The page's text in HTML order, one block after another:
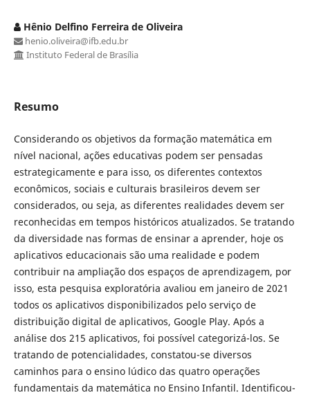
Hênio Delfino Ferreira de Oliveira
henio.oliveira@ifb.edu.br
Instituto Federal de Brasília
Resumo
Considerando os objetivos da formação matemática em
nível nacional, ações educativas podem ser pensadas
estrategicamente e para isso, os diferentes contextos
econômicos, sociais e culturais brasileiros devem ser
considerados, ou seja, as diferentes realidades devem ser
reconhecidas em tempos históricos atualizados. Se tratando
da diversidade nas formas de ensinar a aprender, hoje os
aplicativos educacionais são uma realidade e podem
contribuir na ampliação dos espaços de aprendizagem, por
isso, esta pesquisa exploratória avaliou em janeiro de 2021
todos os aplicativos disponibilizados pelo serviço de
distribuição digital de aplicativos, Google Play. Após a
análise dos 215 aplicativos, foi possível categorizá-los. Se
tratando de potencialidades, constatou-se diversos
caminhos para o ensino lúdico das quatro operações
fundamentais da matemática no Ensino Infantil. Identificou-